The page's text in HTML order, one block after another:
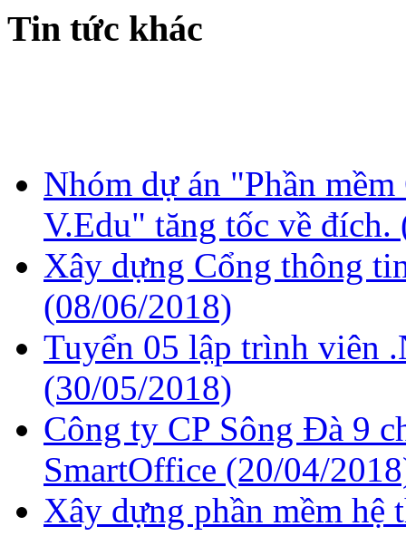
Tin tức khác
Nhóm dự án "Phần
V.Edu" tăng tốc về đích.
Xây dựng Cổng thông
(08/06/2018)
Tuyển 05 lập trình viên
(30/05/2018)
Công ty CP Sông Đà 9
SmartOffice (20/04/
Xây dựng phần mềm hệ